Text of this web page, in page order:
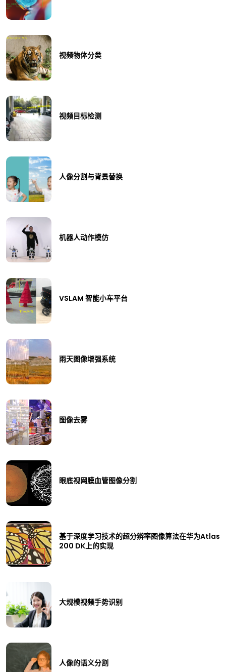
视频物体分类
视频目标检测
人像分割与背景替换
机器人动作模仿
VSLAM 智能小车平台
雨天图像增强系统
图像去雾
眼底视网膜血管图像分割
基于深度学习技术的超分辨率图像算法在华为Atlas
200 DK上的实现
大规模视频手势识别
人像的语义分割